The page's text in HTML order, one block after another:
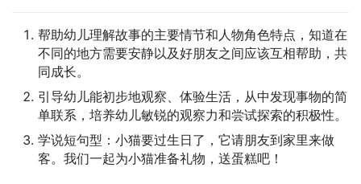
帮助幼儿理解故事的主要情节和人物角色特点，知道在
不同的地方需要安静以及好朋友之间应该互相帮助，共
同成长。
引导幼儿能初步地观察、体验生活，从中发现事物的简
单联系，培养幼儿敏锐的观察力和尝试探索的积极性。
学说短句型：小猫要过生日了，它请朋友到家里来做
客。我们一起为小猫准备礼物，送蛋糕吧！